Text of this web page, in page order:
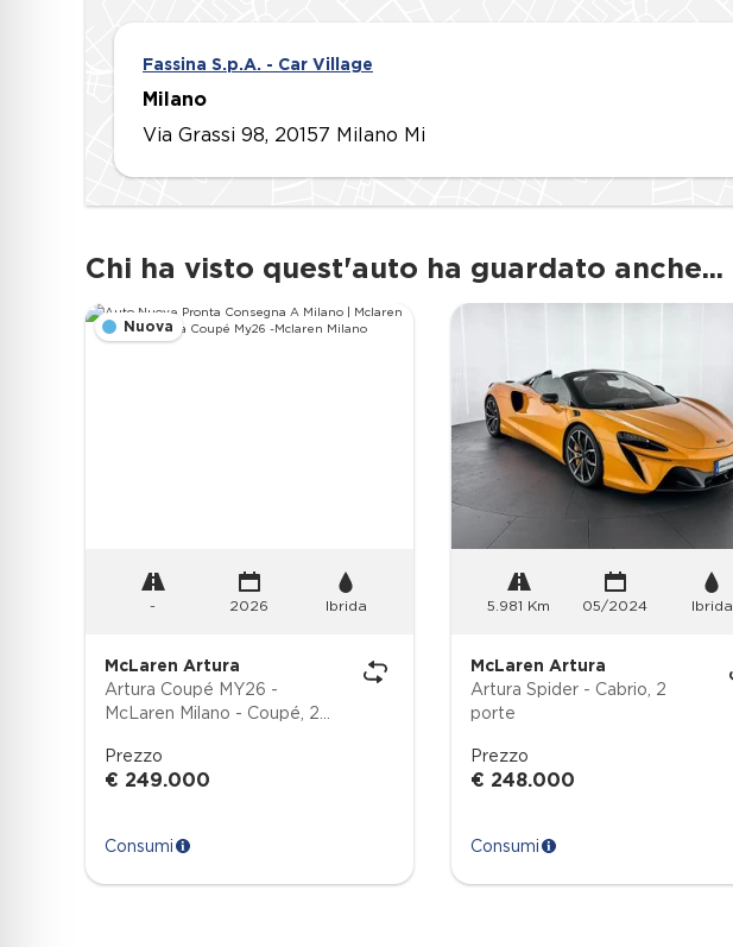
Fassina S.p.A. - Car Village
Milano
Via Grassi 98, 20157 Milano Mi
Chi ha visto quest'auto ha guardato anche...
Nuova
- 2026 Ibrida
McLaren Artura
Artura Coupé MY26 -
McLaren Milano - Coupé, 2
Prezzo
€ 249.000
Consumi
5.981 Km 05/2024 Ibrida
McLaren Artura
Artura Spider - Cabrio, 2
porte
Prezzo
€ 248.000
Consumi